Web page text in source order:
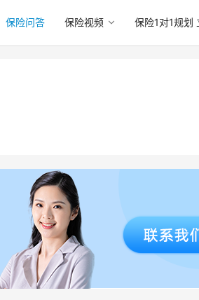
保险问答 保险视频 保险1对1规划